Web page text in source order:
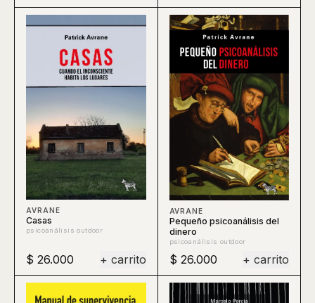
AVRANE
Casas
psicoanálisis outdoor
$ 26.000 + carrito
AVRANE
Pequeño psicoanálisis del
dinero
psicoanálisis outdoor
$ 26.000 + carrito